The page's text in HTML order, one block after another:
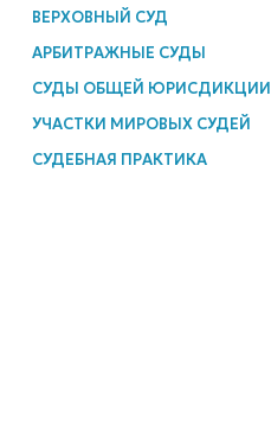
ВЕРХОВНЫЙ СУД
АРБИТРАЖНЫЕ СУДЫ
СУДЫ ОБЩЕЙ ЮРИСДИКЦИИ
УЧАСТКИ МИРОВЫХ СУДЕЙ
СУДЕБНАЯ ПРАКТИКА